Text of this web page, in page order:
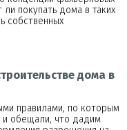
покупать дома в таких
собственных
дома в
правилами, по которым
и обещали, что дадим